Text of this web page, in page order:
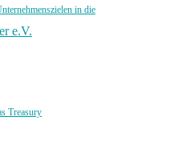
in die
e.V.
Treasury